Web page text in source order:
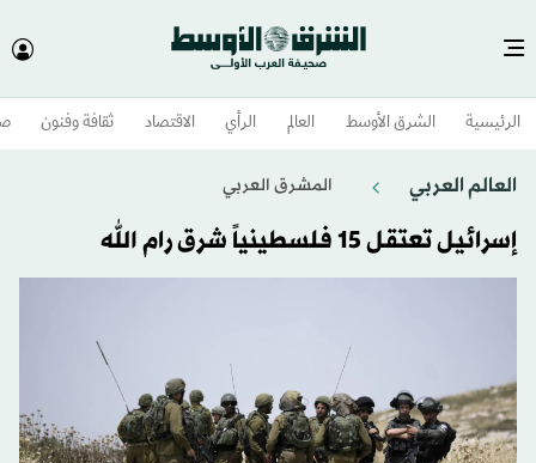
الرئيسية الشرق الأوسط​ العالم الرأي الاقتصاد ثقافة وفنون
العالم العربي المشرق العربي
إسرائيل تعتقل 15 فلسطينياً شرق رام الله